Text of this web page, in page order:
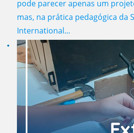
pode parecer apenas um
mas, na prática pedagógica da
International...